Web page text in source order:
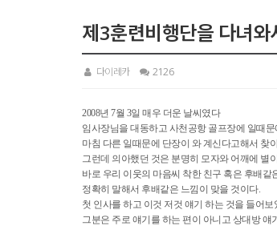
제3훈련비행단을 다녀와
다이레카 2126
2008년 7월 3일 매우 더운 날씨였다
임사장님을 대동하고 사천공항 골프장에 일때
마침 다른 일때문에 단장이 와 계신다고해서 찾
그런데 의아했던 것은 분명히 모자와 어깨에 별
바로 우리 이웃의 마음씨 착한 친구 혹은 후배같
정확히 말해서 후배같은 느낌이 맞을 것이다.
첫 인사를 하고 이것 저것 얘기 하는 것을 들어보
그분은 주로 얘기를 하는 편이 아니고 상대방 얘